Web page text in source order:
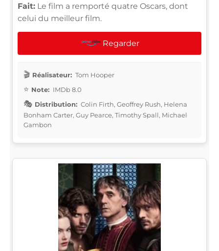
Fait: Le film a remporté quatre Oscars, dont
celui du meilleur film.
Regarder
Réalisateur: Tom Hooper
Note: IMDb 8.0
Distribution: Colin Firth, Geoffrey Rush, Helena
Bonham Carter, Guy Pearce, Timothy Spall, Michael
Gambon